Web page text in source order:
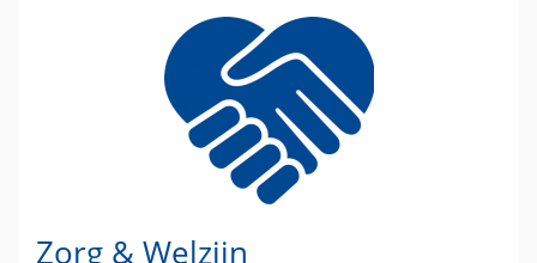
Zorg & Welzijn